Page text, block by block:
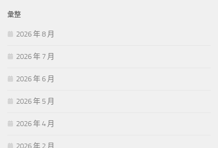
彙整
2026 年 8 月
2026 年 7 月
2026 年 6 月
2026 年 5 月
2026 年 4 月
2026 年 2 月